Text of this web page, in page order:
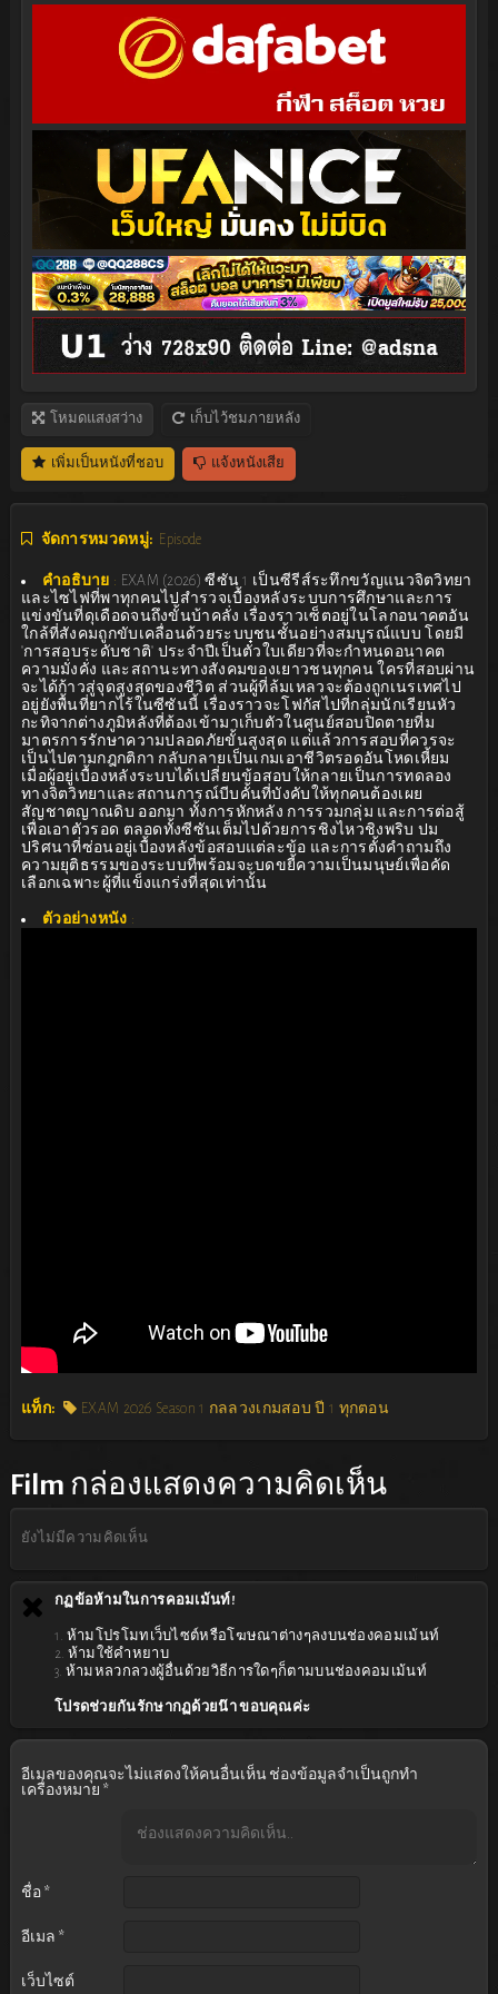
โหมดแสงสว่าง เก็บไว้ชมภายหลัง
เพิ่มเป็นหนังที่ชอบ แจ้งหนังเสีย
จัดการหมวดหมู่: Episode
คำอธิบาย : EXAM (2026) ซีซัน 1 เป็นซีรีส์ระทึกขวัญแนวจิตวิทยา
และไซไฟที่พาทุกคนไปสำรวจเบื้องหลังระบบการศึกษาและการ
แข่งขันที่ดุเดือดจนถึงขั้นบ้าคลั่ง เรื่องราวเซ็ตอยู่ในโลกอนาคตอัน
ใกล้ที่สังคมถูกขับเคลื่อนด้วยระบบชนชั้นอย่างสมบูรณ์แบบ โดยมี
"การสอบระดับชาติ" ประจำปีเป็นตั๋วใบเดียวที่จะกำหนดอนาคต
ความมั่งคั่ง และสถานะทางสังคมของเยาวชนทุกคน ใครที่สอบผ่าน
จะได้ก้าวสู่จุดสูงสุดของชีวิต ส่วนผู้ที่ล้มเหลวจะต้องถูกเนรเทศไป
อยู่ยังพื้นที่ยากไร้ในซีซันนี้ เรื่องราวจะโฟกัสไปที่กลุ่มนักเรียนหัว
กะทิจากต่างภูมิหลังที่ต้องเข้ามาเก็บตัวในศูนย์สอบปิดตายที่ม
มาตรการรักษาความปลอดภัยขั้นสูงสุด แต่แล้วการสอบที่ควรจะ
เป็นไปตามกฎกติกา กลับกลายเป็นเกมเอาชีวิตรอดอันโหดเหี้ยม
เมื่อผู้อยู่เบื้องหลังระบบได้เปลี่ยนข้อสอบให้กลายเป็นการทดลอง
ทางจิตวิทยาและสถานการณ์บีบคั้นที่บังคับให้ทุกคนต้องเผย
สัญชาตญาณดิบ ออกมา ทั้งการหักหลัง การรวมกลุ่ม และการต่อสู้
เพื่อเอาตัวรอด ตลอดทั้งซีซันเต็มไปด้วยการชิงไหวชิงพริบ ปม
ปริศนาที่ซ่อนอยู่เบื้องหลังข้อสอบแต่ละข้อ และการตั้งคำถามถึง
ความยุติธรรมของระบบที่พร้อมจะบดขยี้ความเป็นมนุษย์เพื่อคัด
เลือกเฉพาะผู้ที่แข็งแกร่งที่สุดเท่านั้น
ตัวอย่างหนัง :
แท็ก: EXAM 2026 Season 1 กลลวงเกมสอบ ปี 1 ทุกตอน
Film กล่องแสดงความคิดเห็น
ยังไม่มีความคิดเห็น
กฏข้อห้ามในการคอมเม้นท์!
1. ห้ามโปรโมทเว็บไซต์หรือโฆษณาต่างๆลงบนช่องคอมเม้นท์
2. ห้ามใช้คำหยาบ
3. ห้ามหลวกลวงผู้อื่นด้วยวิธีการใดๆก็ตามบนช่องคอมเม้นท์
โปรดช่วยกันรักษากฏด้วยน๊า ขอบคุณค่ะ
อีเมลของคุณจะไม่แสดงให้คนอื่นเห็น ช่องข้อมูลจำเป็นถูกทำ
เครื่องหมาย *
ชื่อ *
อีเมล *
เว็บไซต์